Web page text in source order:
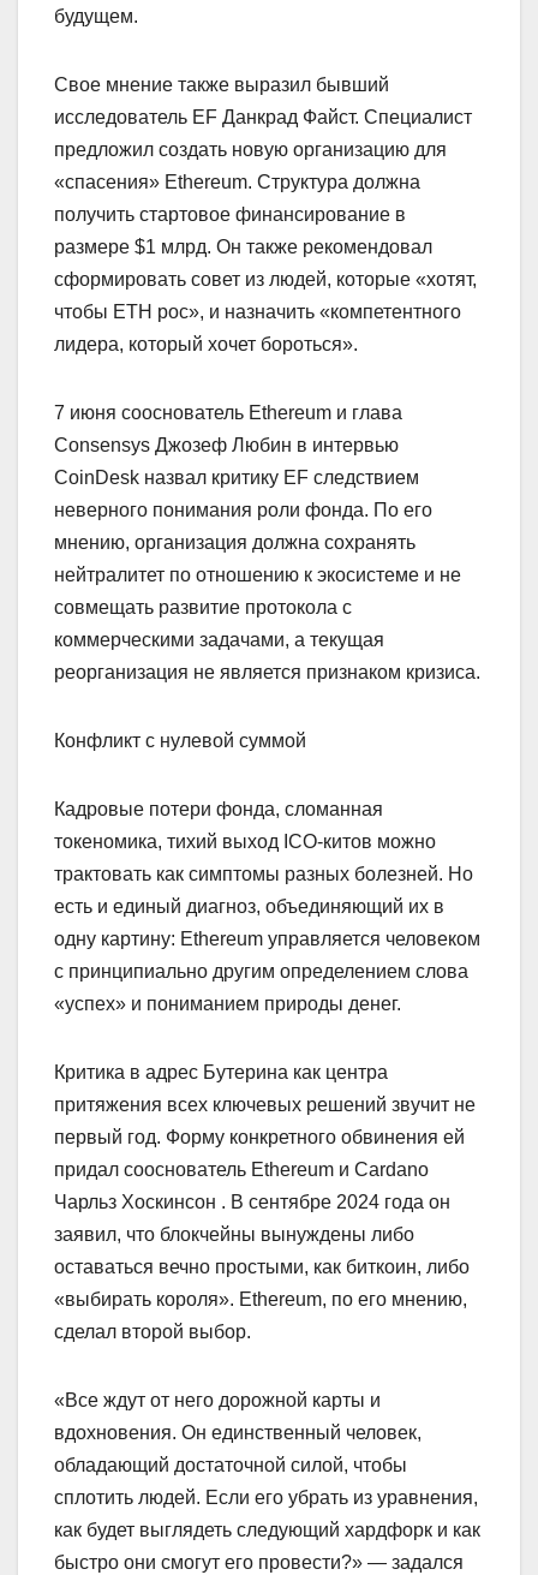
будущем.
Свое мнение также выразил бывший
исследователь EF Данкрад Файст. Специалист
предложил создать новую организацию для
«спасения» Ethereum. Структура должна
получить стартовое финансирование в
размере $1 млрд. Он также рекомендовал
сформировать совет из людей, которые «хотят,
чтобы ETH рос», и назначить «компетентного
лидера, который хочет бороться».
7 июня сооснователь Ethereum и глава
Consensys Джозеф Любин в интервью
CoinDesk назвал критику EF следствием
неверного понимания роли фонда. По его
мнению, организация должна сохранять
нейтралитет по отношению к экосистеме и не
совмещать развитие протокола с
коммерческими задачами, а текущая
реорганизация не является признаком кризиса.
Конфликт с нулевой суммой
Кадровые потери фонда, сломанная
токеномика, тихий выход ICO-китов можно
трактовать как симптомы разных болезней. Но
есть и единый диагноз, объединяющий их в
одну картину: Ethereum управляется человеком
с принципиально другим определением слова
«успех» и пониманием природы денег.
Критика в адрес Бутерина как центра
притяжения всех ключевых решений звучит не
первый год. Форму конкретного обвинения ей
придал сооснователь Ethereum и Cardano
Чарльз Хоскинсон . В сентябре 2024 года он
заявил, что блокчейны вынуждены либо
оставаться вечно простыми, как биткоин, либо
«выбирать короля». Ethereum, по его мнению,
сделал второй выбор.
«Все ждут от него дорожной карты и
вдохновения. Он единственный человек,
обладающий достаточной силой, чтобы
сплотить людей. Если его убрать из уравнения,
как будет выглядеть следующий хардфорк и как
быстро они смогут его провести?» — задался